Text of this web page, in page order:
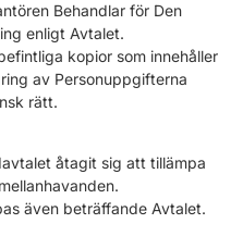
Behandlar för Den
enligt Avtalet.
kopior som innehåller
av Personuppgifterna
rätt.
åtagit sig att tillämpa
även beträffande Avtalet.